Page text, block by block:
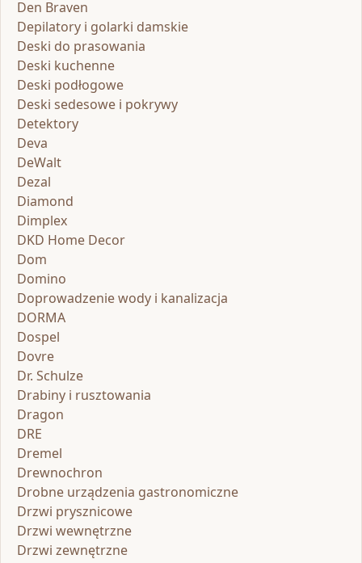
Den Braven
Depilatory i golarki damskie
Deski do prasowania
Deski kuchenne
Deski podłogowe
Deski sedesowe i pokrywy
Detektory
Deva
DeWalt
Dezal
Diamond
Dimplex
DKD Home Decor
Dom
Domino
Doprowadzenie wody i kanalizacja
DORMA
Dospel
Dovre
Dr. Schulze
Drabiny i rusztowania
Dragon
DRE
Dremel
Drewnochron
Drobne urządzenia gastronomiczne
Drzwi prysznicowe
Drzwi wewnętrzne
Drzwi zewnętrzne